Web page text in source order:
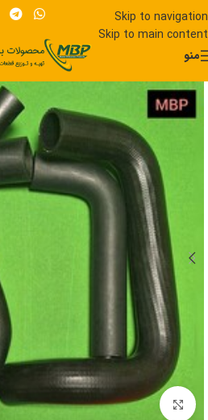
Skip to navigation
Skip to main content
منو
برای بزرگنمایی کلیک کنید